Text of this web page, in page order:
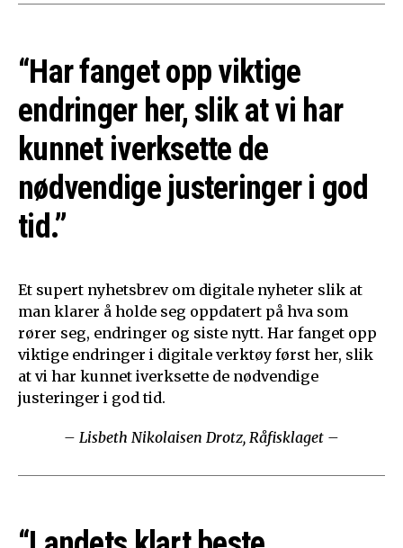
“Har fanget opp viktige
endringer her, slik at vi har
kunnet iverksette de
nødvendige justeringer i god
tid.”
Et supert nyhetsbrev om digitale nyheter slik at
man klarer å holde seg oppdatert på hva som
rører seg, endringer og siste nytt. Har fanget opp
viktige endringer i digitale verktøy først her, slik
at vi har kunnet iverksette de nødvendige
justeringer i god tid.
– Lisbeth Nikolaisen Drotz, Råfisklaget –